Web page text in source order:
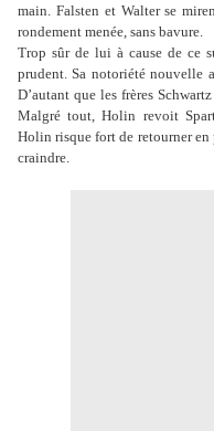
main. Falsten et Walter se
rondement menée, sans bavure.
Trop sûr de lui à cause de ce
prudent. Sa notoriété nouvelle
D’autant que les frères
Malgré tout, Holin revoit
Holin risque fort de retourner en
craindre.